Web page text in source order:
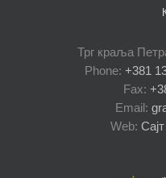
Трг краља
Phone: +381
Fax:
Email:
Web: